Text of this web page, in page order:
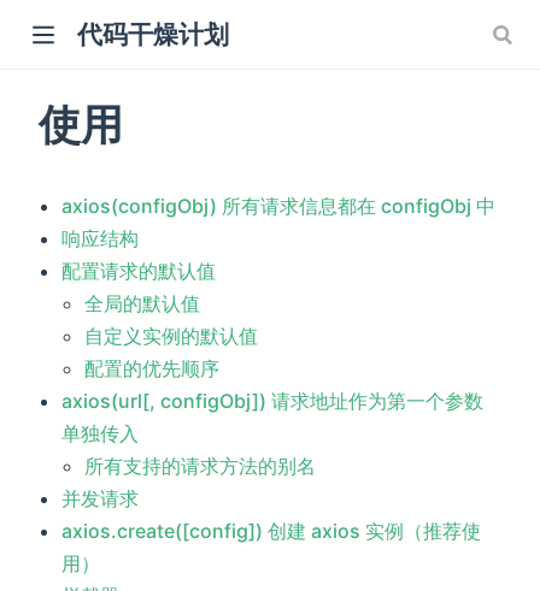
代码干燥计划
使用
axios(configObj) 所有请求信息都在 configObj 中
响应结构
配置请求的默认值
全局的默认值
自定义实例的默认值
配置的优先顺序
axios(url[, configObj]) 请求地址作为第一个参数
单独传入
所有支持的请求方法的别名
并发请求
axios.create([config]) 创建 axios 实例（推荐使
用）